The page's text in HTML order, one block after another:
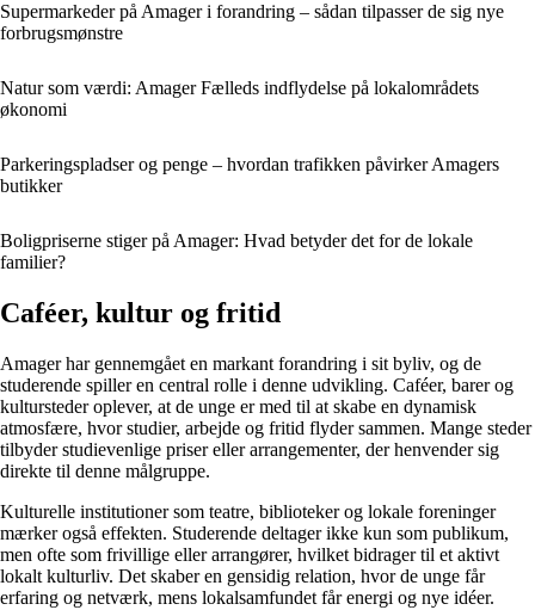
Supermarkeder på Amager i forandring – sådan tilpasser de sig nye
forbrugsmønstre
Natur som værdi: Amager Fælleds indflydelse på lokalområdets
økonomi
Parkeringspladser og penge – hvordan trafikken påvirker Amagers
butikker
Boligpriserne stiger på Amager: Hvad betyder det for de lokale
familier?
Caféer, kultur og fritid
Amager har gennemgået en markant forandring i sit byliv, og de
studerende spiller en central rolle i denne udvikling. Caféer, barer og
kultursteder oplever, at de unge er med til at skabe en dynamisk
atmosfære, hvor studier, arbejde og fritid flyder sammen. Mange steder
tilbyder studievenlige priser eller arrangementer, der henvender sig
direkte til denne målgruppe.
Kulturelle institutioner som teatre, biblioteker og lokale foreninger
mærker også effekten. Studerende deltager ikke kun som publikum,
men ofte som frivillige eller arrangører, hvilket bidrager til et aktivt
lokalt kulturliv. Det skaber en gensidig relation, hvor de unge får
erfaring og netværk, mens lokalsamfundet får energi og nye idéer.